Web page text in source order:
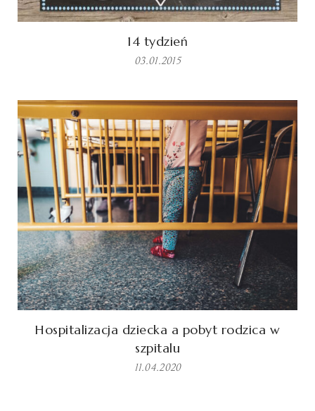
14 tydzień
03.01.2015
Hospitalizacja dziecka a pobyt rodzica w
szpitalu
11.04.2020